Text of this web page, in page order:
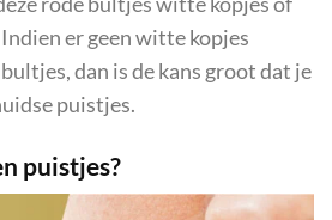
er geen witte kopjes
dan is de kans groot dat je
puistjes.
puistjes?